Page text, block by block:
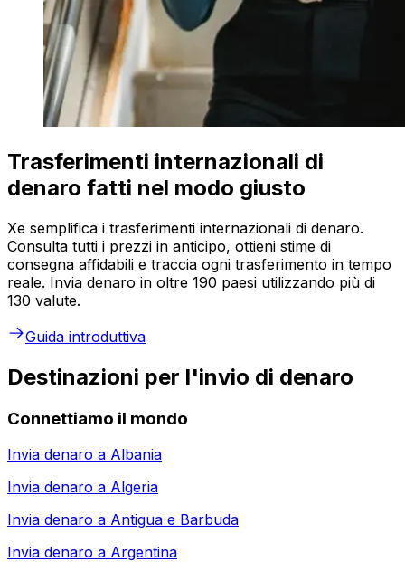
Trasferimenti internazionali di
denaro fatti nel modo giusto
Xe semplifica i trasferimenti internazionali di denaro.
Consulta tutti i prezzi in anticipo, ottieni stime di
consegna affidabili e traccia ogni trasferimento in tempo
reale. Invia denaro in oltre 190 paesi utilizzando più di
130 valute.
Guida introduttiva
Destinazioni per l'invio di denaro
Connettiamo il mondo
Invia denaro a Albania
Invia denaro a Algeria
Invia denaro a Antigua e Barbuda
Invia denaro a Argentina